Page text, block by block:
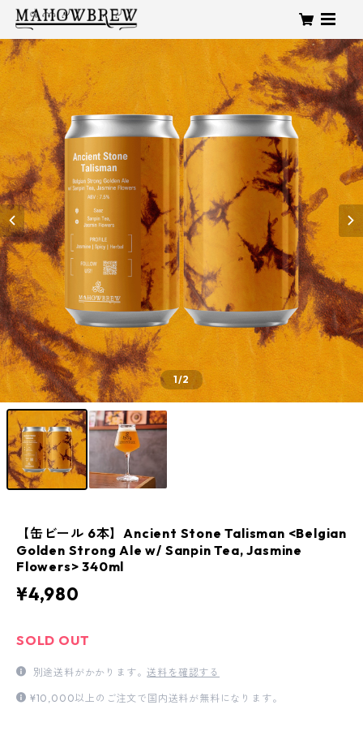
1/2
【缶ビール 6本】Ancient Stone Talisman <Belgian
Golden Strong Ale w/ Sanpin Tea, Jasmine
Flowers> 340ml
¥4,980
SOLD OUT
別途送料がかかります。送料を確認する
¥10,000以上のご注文で国内送料が無料になります。